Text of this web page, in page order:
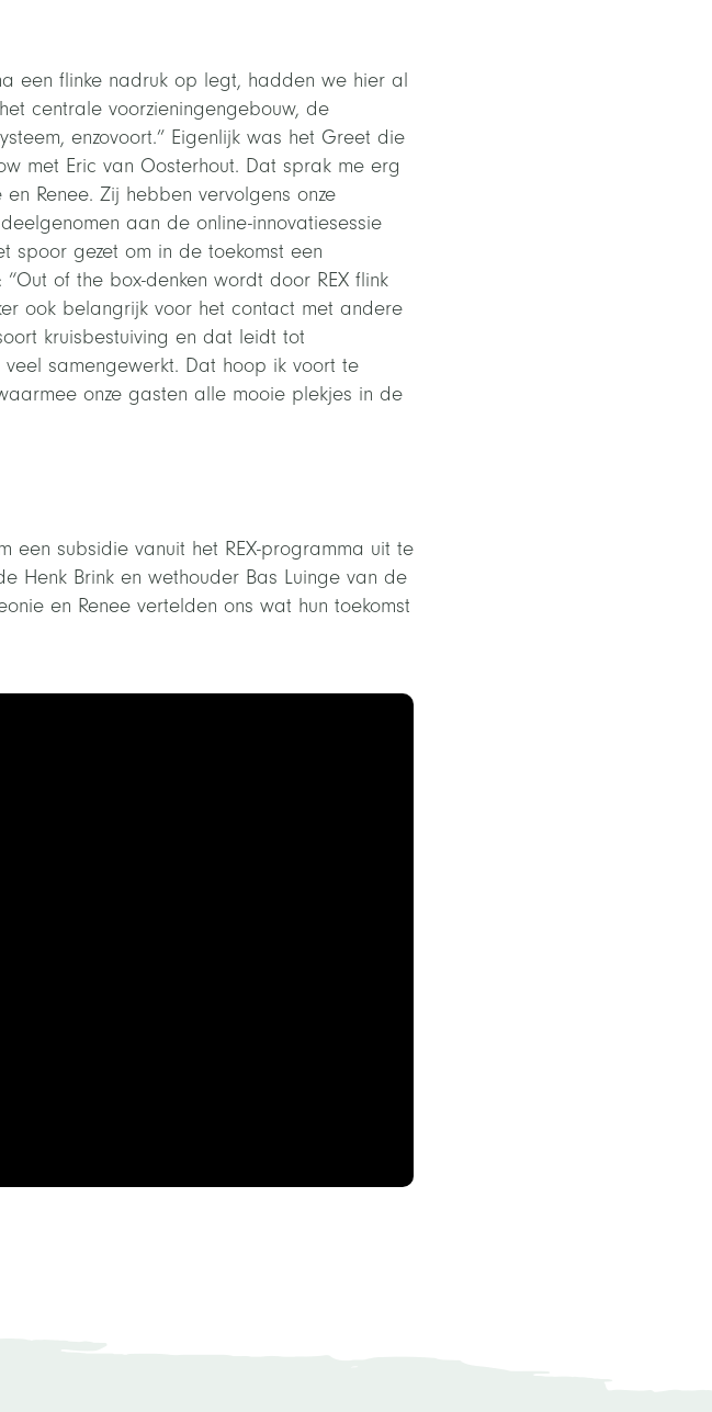
een flinke nadruk op legt, hadden we hier al
centrale voorzieningengebouw, de
enzovoort.” Eigenlijk was het Greet die
met Eric van Oosterhout. Dat sprak me erg
Renee. Zij hebben vervolgens onze
aan de online-innovatiesessie
spoor gezet om in de toekomst een
of the box-denken wordt door REX flink
ook belangrijk voor het contact met andere
kruisbestuiving en dat leidt tot
samengewerkt. Dat hoop ik voort te
onze gasten alle mooie plekjes in de
subsidie vanuit het REX-programma uit te
Henk Brink en wethouder Bas Luinge van de
en Renee vertelden ons wat hun toekomst